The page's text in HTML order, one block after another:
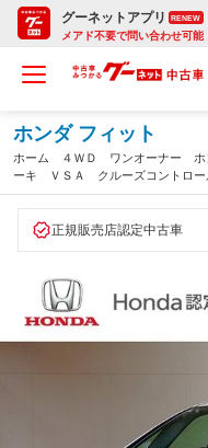
グーネットアプリ RENEW
メアド不要で問い合わせ可能
ホンダ フィット
ホーム ４ＷＤ ワンオーナー ホ
ーキ ＶＳＡ クルーズコントロ
ラ ＥＴＣ フルセグ 純正ナビ
正規販売店認定中古車